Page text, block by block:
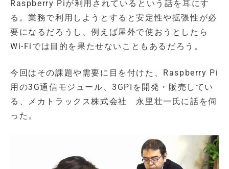
Raspberry Piが利用されているという話を耳にす
る。業務で利用しようとすると安定性や拡張性が必
要になるだろうし、例えば屋外で使おうとしたら
Wi-Fiでは目的を果たせないこともあるだろう。
今回はその課題や需要に目を付けた、Raspberry Pi
用の3G通信モジュール、3GPIを開発・販売してい
る、メカトラックス株式会社 永里壮一氏に話を伺
った。